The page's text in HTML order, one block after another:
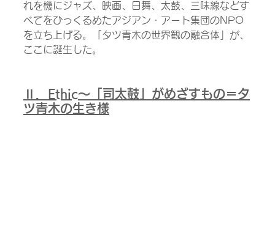
れを機にジャズ、映画、日舞、太鼓、三味線などす
べてをひっくるめたアジアン・アート集団のNPO
を立ち上げる。「タツ青木の世界観の融合体」が、
ここに誕生した。
Ⅱ．Ethic～「司太鼓」がめざすもの＝タ
ツ青木の生き様